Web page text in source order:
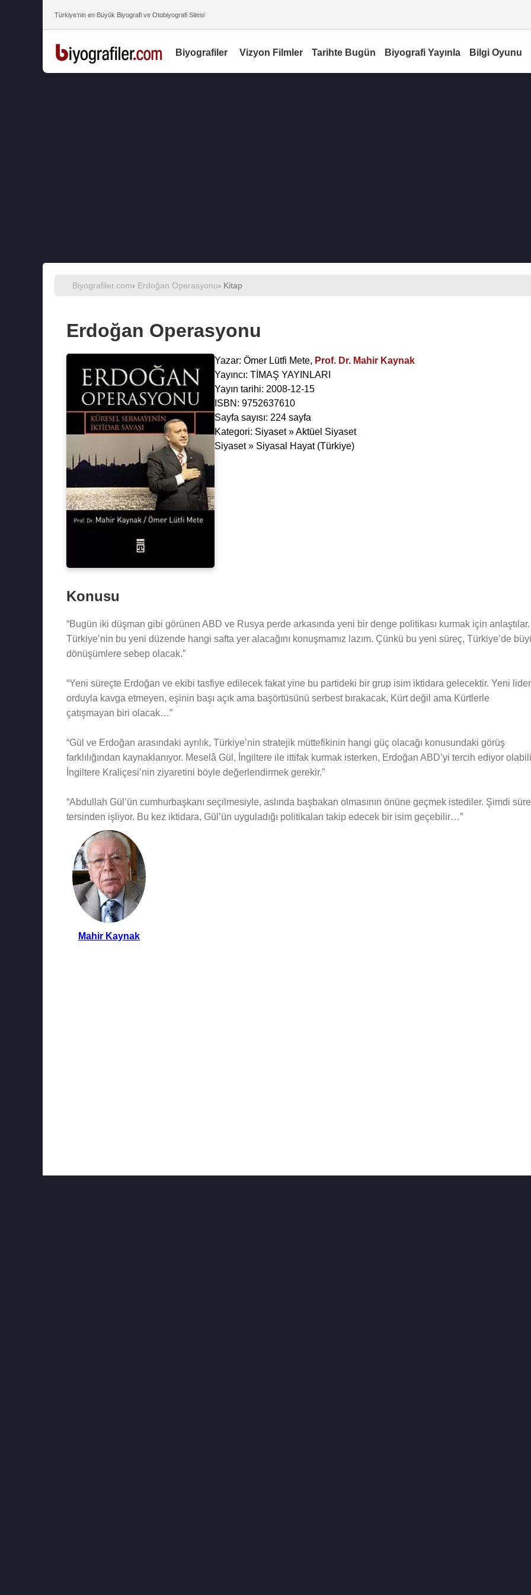
Türkiye’nin en Büyük Biyografi ve Otobiyografi Sitesi
Biyografiler Vizyon Filmler Tarihte Bugün Biyografi Yayınla Bilgi Oyunu
Biyografiler.com› Erdoğan Operasyonu› Kitap
Erdoğan Operasyonu
Yazar: Ömer Lütfi Mete, Prof. Dr. Mahir Kaynak
Yayıncı: TİMAŞ YAYINLARI
Yayın tarihi: 2008-12-15
ISBN: 9752637610
Sayfa sayısı: 224 sayfa
Kategori: Siyaset » Aktüel Siyaset
Siyaset » Siyasal Hayat (Türkiye)
Konusu
“Bugün iki düşman gibi görünen ABD ve Rusya perde arkasında yeni bir denge politikası kurmak için anlaştılar.
Türkiye’nin bu yeni düzende hangi safta yer alacağını konuşmamız lazım. Çünkü bu yeni süreç, Türkiye’de
dönüşümlere sebep olacak.”
“Yeni süreçte Erdoğan ve ekibi tasfiye edilecek fakat yine bu partideki bir grup isim iktidara gelecektir. Yeni lider
orduyla kavga etmeyen, eşinin başı açık ama başörtüsünü serbest bırakacak, Kürt değil ama Kürtlerle
çatışmayan biri olacak…”
“Gül ve Erdoğan arasındaki ayrılık, Türkiye’nin stratejik müttefikinin hangi güç olacağı konusundaki görüş
farklılığından kaynaklanıyor. Meselâ Gül, İngiltere ile ittifak kurmak isterken, Erdoğan ABD’yi tercih ediyor
İngiltere Kraliçesi’nin ziyaretini böyle değerlendirmek gerekir.”
“Abdullah Gül’ün cumhurbaşkanı seçilmesiyle, aslında başbakan olmasının önüne geçmek istediler. Şimdi
tersinden işliyor. Bu kez iktidara, Gül’ün uyguladığı politikaları takip edecek bir isim geçebilir…”
Mahir Kaynak